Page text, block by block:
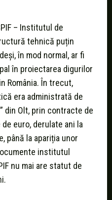
– Institutul de
tehnică puțin
în mod normal, ar fi
în proiectarea digurilor
România. În trecut,
era administrată de
din Olt, prin contracte de
euro, derulate ani la
până la apariția unor
institutul
nu mai are statut de